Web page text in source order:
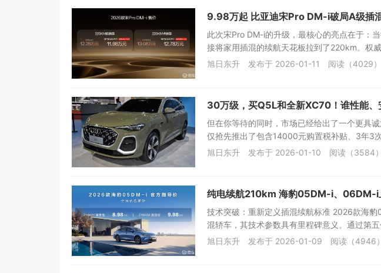
9.98万起 比亚迪宋Pro DM-i破局A级插
此次宋Pro DM-i的升级，最核心的亮点在于：
接将家用插混的续航天花板拉到了220km。权
旭日东升
发布于 2026-01-11 阅读（4029）
30万级，买Q5L和全新XC70！谁性能、
但在你等待的同时，市场已经给出了一个更具
仅抢先推出了包含14000元购置税补贴、3年3
旭日东升
发布于 2026-01-10 阅读（3584）
纯电续航210km 海豹05DM-i、06DM-i
技术突破：重新定义插混续航标准 2026款海
混轿车，其技术参数具有里程碑意义。通过第
旭日东升
发布于 2026-01-09 阅读（4946）